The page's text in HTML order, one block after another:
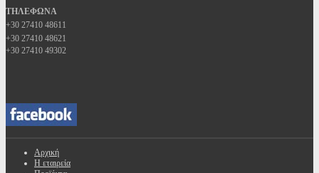
ΤΗΛΕΦΩΝΑ
+30 27410 48611
+30 27410 48621
+30 27410 49302
Αρχική
Η εταιρεία